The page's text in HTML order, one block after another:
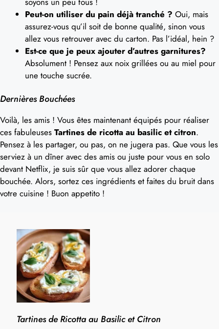
Peut-on utiliser du pain déjà tranché ? Oui, mais
assurez-vous qu’il soit de bonne qualité, sinon vous
allez vous retrouver avec du carton. Pas l’idéal, hein ?
Est-ce que je peux ajouter d’autres garnitures?
Absolument ! Pensez aux noix grillées ou au miel pour
une touche sucrée.
Dernières Bouchées
Voilà, les amis ! Vous êtes maintenant équipés pour réaliser
ces fabuleuses Tartines de ricotta au basilic et citron.
Pensez à les partager, ou pas, on ne jugera pas. Que vous les
serviez à un dîner avec des amis ou juste pour vous en solo
devant Netflix, je suis sûr que vous allez adorer chaque
bouchée. Alors, sortez ces ingrédients et faites du bruit dans
votre cuisine ! Buon appetito !
Tartines de Ricotta au Basilic et Citron